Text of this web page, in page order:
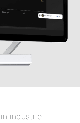
industrie